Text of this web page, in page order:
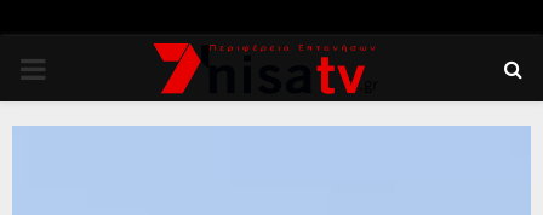
PRIMARY
MENU